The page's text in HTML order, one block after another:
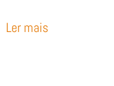
Ler mais